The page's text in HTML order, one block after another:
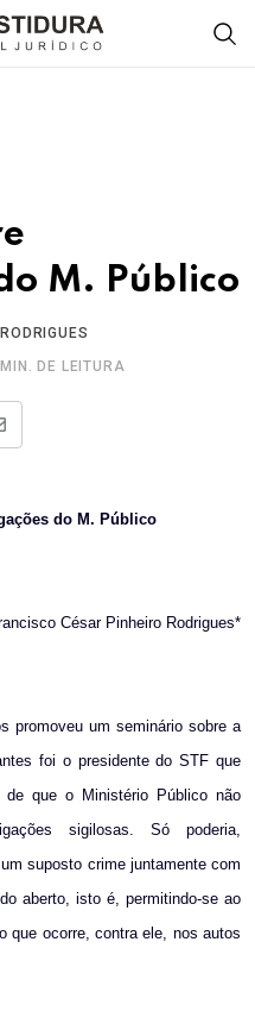
M. Público
DE LEITURA
do M. Público
César Pinheiro Rodrigues*
promoveu um seminário sobre a
foi o presidente do STF que
de que o Ministério Público não
sigilosas. Só poderia,
suposto crime juntamente com
aberto, isto é, permitindo-se ao
que ocorre, contra ele, nos autos